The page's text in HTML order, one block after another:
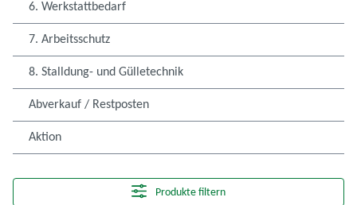
6. Werkstattbedarf
7. Arbeitsschutz
8. Stalldung- und Gülletechnik
Abverkauf / Restposten
Aktion
Produkte filtern